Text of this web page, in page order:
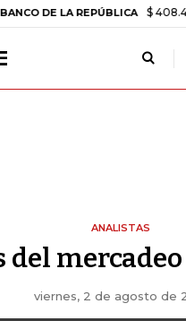
LA REPÚBLICA $ 408.498,97
ANALISTAS
del
viernes, 2 de agosto de